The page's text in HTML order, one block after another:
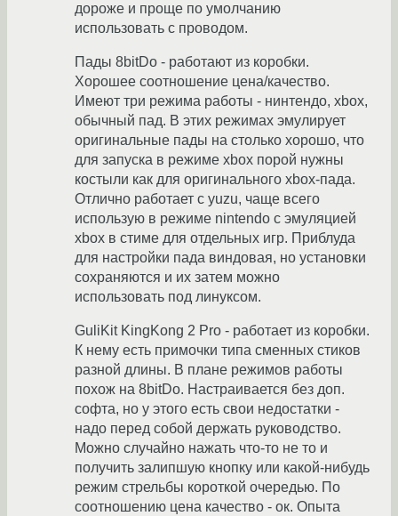
дороже и проще по умолчанию
использовать с проводом.
Пады 8bitDo - работают из коробки.
Хорошее соотношение цена/качество.
Имеют три режима работы - нинтендо, xbox,
обычный пад. В этих режимах эмулирует
оригинальные пады на столько хорошо, что
для запуска в режиме xbox порой нужны
костыли как для оригинального xbox-пада.
Отлично работает с yuzu, чаще всего
использую в режиме nintendo с эмуляцией
xbox в стиме для отдельных игр. Приблуда
для настройки пада виндовая, но установки
сохраняются и их затем можно
использовать под линуксом.
GuliKit KingKong 2 Pro - работает из коробки.
К нему есть примочки типа сменных стиков
разной длины. В плане режимов работы
похож на 8bitDo. Настраивается без доп.
софта, но у этого есть свои недостатки -
надо перед собой держать руководство.
Можно случайно нажать что-то не то и
получить залипшую кнопку или какой-нибудь
режим стрельбы короткой очередью. По
соотношению цена качество - ок. Опыта